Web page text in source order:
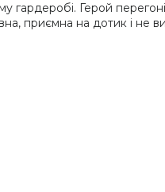
гардеробі. Герой
приємна на дотик і не